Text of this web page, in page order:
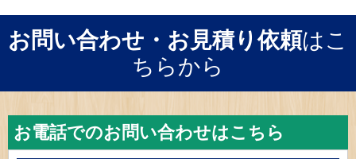
お問い合わせ・お見積り依頼はこ
ちらから
お電話でのお問い合わせはこちら